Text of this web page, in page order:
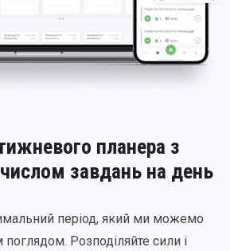
планера з
завдань на день
період, який ми можемо
Розподіляйте сили і